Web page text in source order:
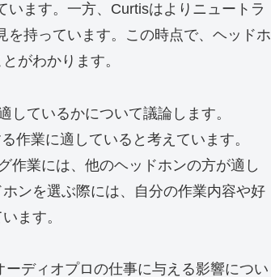
ます。一方、Curtisはよりニュートラ
持っています。この時点で、ヘッドホ
がわかります。
ているかについて議論します。
作業に適していると考えています。
作業には、他のヘッドホンの方が適し
ンを選ぶ際には、自分の作業内容や好
ます。
ディオプロの仕事に与える影響につい